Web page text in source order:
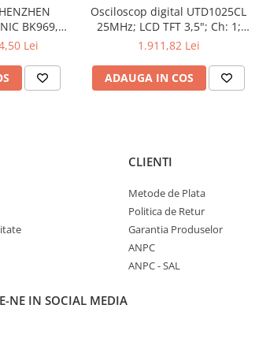
Tehnice
curentului alternativ
±(1,5% + 5 cifre)
AC
±(1,2% + 3 cifre)
a capacității
200μF
EN 61010
<150Ω
curentului continuu
±(1% + 3 cifre)
tensiunii DC
BK969,
cu
Lei
Osciloscop digital UTD1025CL
25MHz; LCD TFT 3,5"; Ch: 1;
250Msps; 12kpts compatibil cu
1.911,82 Lei
ADAUGA IN COS
CLIENTI
Metode de Plata
Politica de Retur
Garantia Produselor
ANPC
ANPC - SAL
NE IN SOCIAL MEDIA